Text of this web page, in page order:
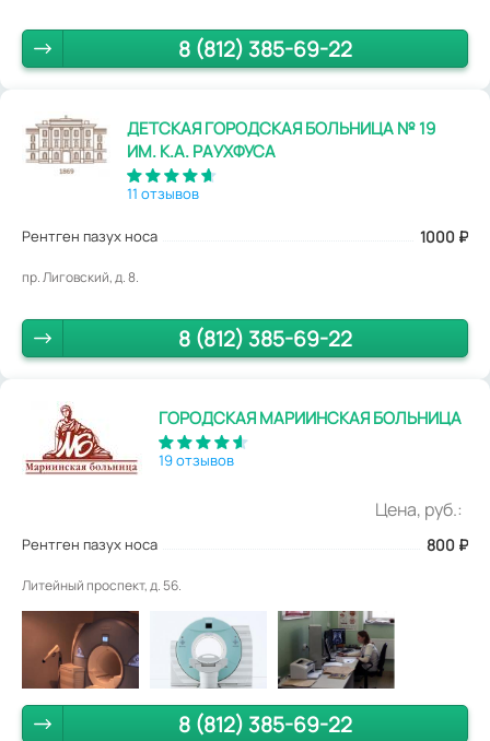
8 (812) 385-69-22
ДЕТСКАЯ ГОРОДСКАЯ БОЛЬНИЦА № 19
ИМ. К.А. РАУХФУСА
11 отзывов
Рентген пазух носа 1000 ₽
пр. Лиговский, д. 8.
8 (812) 385-69-22
ГОРОДСКАЯ МАРИИНСКАЯ БОЛЬНИЦА
19 отзывов
Цена, руб.:
Рентген пазух носа 800 ₽
Литейный проспект, д. 56.
8 (812) 385-69-22